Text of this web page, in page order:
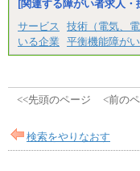
[関連する障がい者求人
サービス
技術（電気、
いる企業
平衡機能障がい
<<先頭のページ <前の
検索をやりなおす